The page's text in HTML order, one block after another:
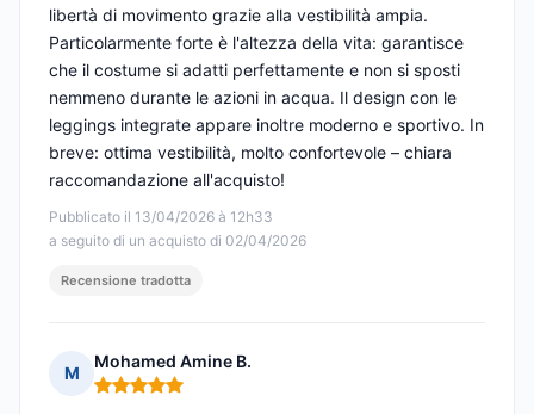
Pubblicato il 13/04/2026 à 12h33
a seguito di un acquisto di 02/04/2026
libertà di movimento grazie alla vestibilità ampia.
Particolarmente forte è l'altezza della vita: garantisce
che il costume si adatti perfettamente e non si sposti
nemmeno durante le azioni in acqua. Il design con le
leggings integrate appare inoltre moderno e sportivo. In
breve: ottima vestibilità, molto confortevole – chiara
raccomandazione all'acquisto!
Recensione tradotta
M
Mohamed Amine B.
Nota: 5 su 5